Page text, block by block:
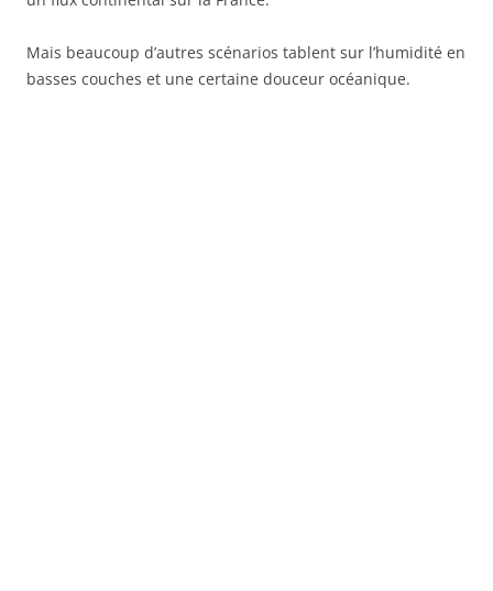
Mais beaucoup d’autres scénarios tablent sur l’humidité en
basses couches et une certaine douceur océanique.